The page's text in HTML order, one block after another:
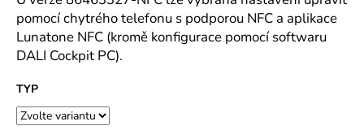
pomocí chytrého telefonu s podporou NFC a aplikace
Lunatone NFC (kromě konfigurace pomocí softwaru
DALI Cockpit PC).
TYP
m
e